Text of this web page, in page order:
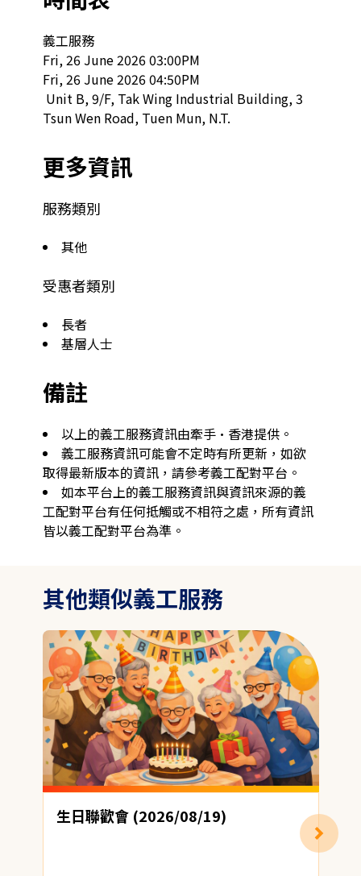
義工服務
Fri, 26 June 2026 03:00PM
Fri, 26 June 2026 04:50PM
Tsun Wen Road, Tuen Mun, N.T.
更多資訊
服務類別
其他
受惠者類別
長者
基層人士
備註
以上的義工服務資訊由牽手·香港提供。
義工服務資訊可能會不定時有所更新，如欲
取得最新版本的資訊，請參考義工配對平台。
如本平台上的義工服務資訊與資訊來源的義
工配對平台有任何抵觸或不相符之處，所有資訊
皆以義工配對平台為準。
其他類似義工服務
生日聯歡會 (2026/08/19)